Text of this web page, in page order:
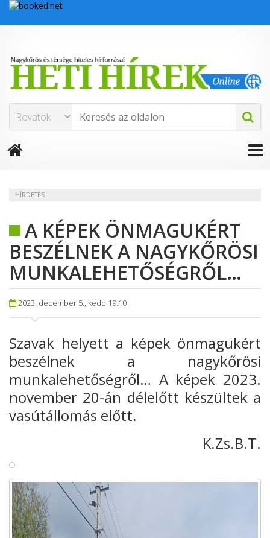
HÍRDETÉS
A KÉPEK ÖNMAGUKÉRT
BESZÉLNEK A NAGYKŐRÖSI
MUNKALEHETŐSÉGRŐL…
2023. december 5., kedd 19:10
Szavak helyett a képek önmagukért
beszélnek a nagykőrösi
munkalehetőségről… A képek 2023.
november 20-án délelőtt készültek a
vasútállomás előtt.
K.Zs.B.T.